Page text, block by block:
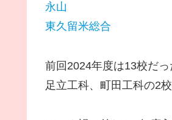
永山
東久留米総合
前回2024年度は13校だっ
足立工科、町田工科の2